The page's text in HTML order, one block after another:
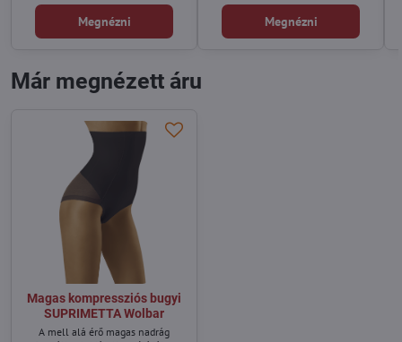
Megnézni Megnézni
Már megnézett áru
Magas kompressziós bugyi
SUPRIMETTA Wolbar
A mell alá érő magas nadrág